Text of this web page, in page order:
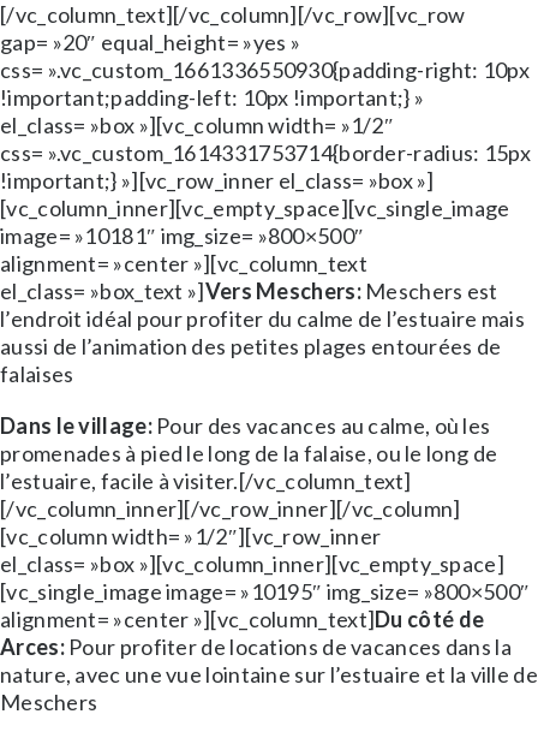
[/vc_column_text][/vc_column][/vc_row][vc_row
gap= »20″ equal_height= »yes »
css= ».vc_custom_1661336550930{padding-right: 10px
!important;padding-left: 10px !important;} »
el_class= »box »][vc_column width= »1/2″
css= ».vc_custom_1614331753714{border-radius: 15px
!important;} »][vc_row_inner el_class= »box »]
[vc_column_inner][vc_empty_space][vc_single_image
image= »10181″ img_size= »800×500″
alignment= »center »][vc_column_text
el_class= »box_text »]Vers Meschers: Meschers est
l’endroit idéal pour profiter du calme de l’estuaire mais
aussi de l’animation des petites plages entourées de
falaises
Dans le village:Pour des vacances au calme, où les
promenades à pied le long de la falaise, ou le long de
l’estuaire, facile à visiter.[/vc_column_text]
[/vc_column_inner][/vc_row_inner][/vc_column]
[vc_column width= »1/2″][vc_row_inner
el_class= »box »][vc_column_inner][vc_empty_space]
[vc_single_image image= »10195″ img_size= »800×500″
alignment= »center »][vc_column_text]Du côté de
Arces: Pour profiter de locations de vacances dans la
nature, avec une vue lointaine sur l’estuaire et la ville de
Meschers